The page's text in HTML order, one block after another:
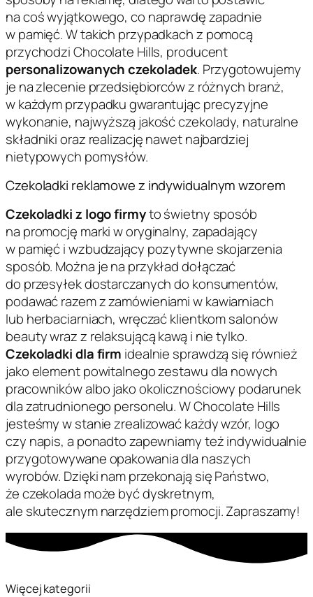
na coś wyjątkowego, co naprawdę zapadnie
w pamięć. W takich przypadkach z pomocą
przychodzi Chocolate Hills, producent
personalizowanych czekoladek. Przygotowujemy
je na zlecenie przedsiębiorców z różnych branż,
w każdym przypadku gwarantując precyzyjne
wykonanie, najwyższą jakość czekolady, naturalne
składniki oraz realizację nawet najbardziej
nietypowych pomysłów.
Czekoladki reklamowe z indywidualnym wzorem
Czekoladki z logo firmyto świetny sposób
na promocję marki w oryginalny, zapadający
w pamięć i wzbudzający pozytywne skojarzenia
sposób. Można je na przykład dołączać
do przesyłek dostarczanych do konsumentów,
podawać razem z zamówieniami w kawiarniach
lub herbaciarniach, wręczać klientkom salonów
beauty wraz z relaksującą kawą i nie tylko.
Czekoladki dla firm idealnie sprawdzą się również
jako element powitalnego zestawu dla nowych
pracowników albo jako okolicznościowy podarunek
dla zatrudnionego personelu. W Chocolate Hills
jesteśmy w stanie zrealizować każdy wzór, logo
czy napis, a ponadto zapewniamy też indywidualnie
przygotowywane opakowania dla naszych
wyrobów. Dzięki nam przekonają się Państwo,
że czekolada może być dyskretnym,
ale skutecznym narzędziem promocji. Zapraszamy!
Więcej kategorii